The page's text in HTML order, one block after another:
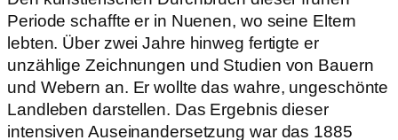
Periode schaffte er in Nuenen, wo seine Eltern
lebten. Über zwei Jahre hinweg fertigte er
unzählige Zeichnungen und Studien von Bauern
und Webern an. Er wollte das wahre, ungeschönte
Landleben darstellen. Das Ergebnis dieser
intensiven Auseinandersetzung war das 1885